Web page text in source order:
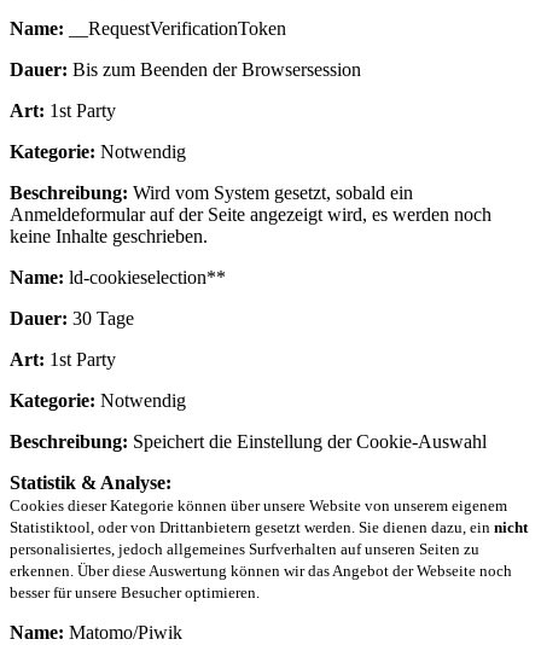
Name: __RequestVerificationToken
Dauer: Bis zum Beenden der Browsersession
Art: 1st Party
Kategorie: Notwendig
Beschreibung: Wird vom System gesetzt, sobald ein
Anmeldeformular auf der Seite angezeigt wird, es werden noch
keine Inhalte geschrieben.
Name: ld-cookieselection**
Dauer: 30 Tage
Art: 1st Party
Kategorie: Notwendig
Beschreibung: Speichert die Einstellung der Cookie-Auswahl
Statistik & Analyse:
Cookies dieser Kategorie können über unsere Website von unserem eigenem
Statistiktool, oder von Drittanbietern gesetzt werden. Sie dienen dazu, ein nicht
personalisiertes, jedoch allgemeines Surfverhalten auf unseren Seiten zu
erkennen. Über diese Auswertung können wir das Angebot der Webseite noch
besser für unsere Besucher optimieren.
Name: Matomo/Piwik